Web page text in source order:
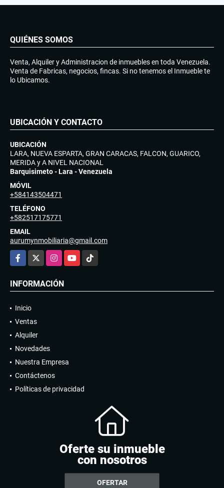
QUIÉNES SOMOS
Venta, Alquiler y Administracion de inmuebles en toda Venezuela.
Venta de Fabricas, negocios, fincas. Si no tenemos el Inmueble te
lo Ubicamos.
UBICACIÓN Y CONTACTO
UBICACIÓN
LARA, NUEVA ESPARTA, GRAN CARACAS, FALCON, GUARICO,
MERIDA y A NIVEL NACIONAL
Barquisimeto - Lara - Venezuela
MÓVIL
+584143504471
TELÉFONO
+582517175771
EMAIL
aurumynmobiliaria@gmail.com
Facebook
InstagramYouTubeTikTok
INFORMACIÓN
Inicio
Ventas
Alquiler
Novedades
Nuestra Empresa
Contáctenos
Políticas de privacidad
Oferte su inmueble
con nosotros
OFERTAR